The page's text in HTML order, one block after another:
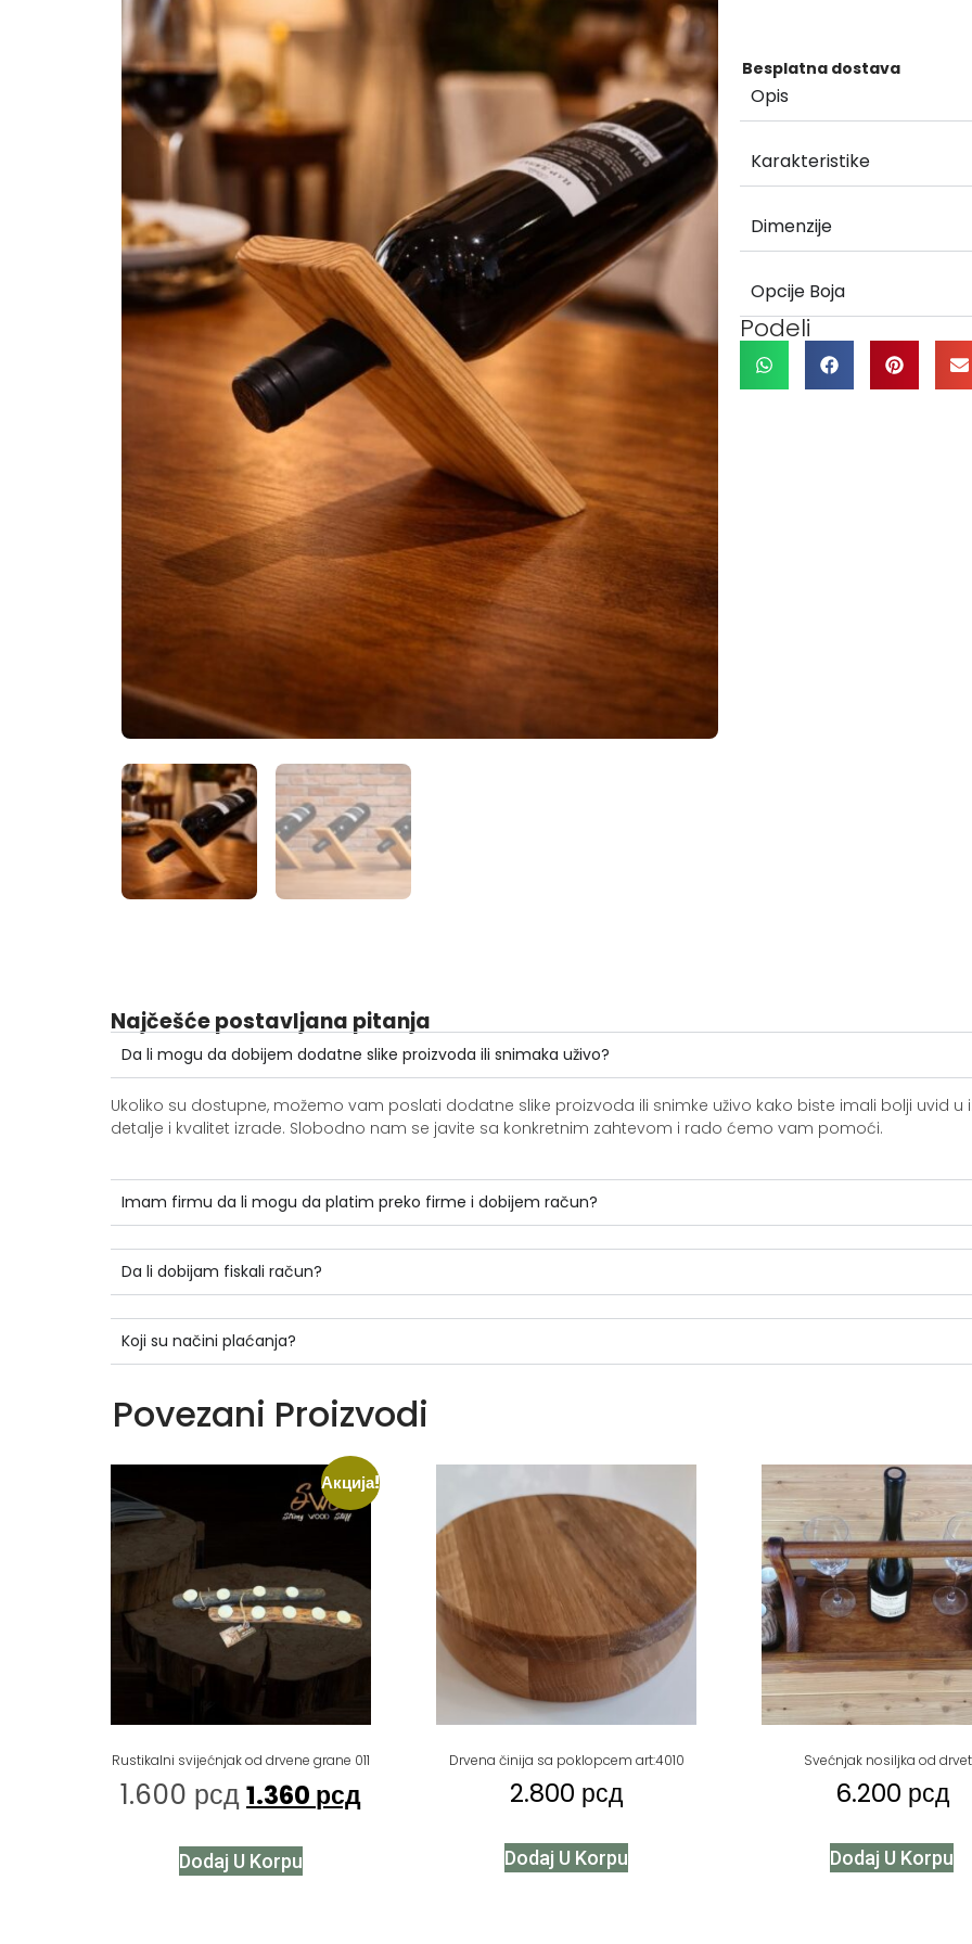
Besplatna dostava
Opis
Karakteristike
Dimenzije
Opcije Boja
Podeli
Najčešće postavljana pitanja
Da li mogu da dobijem dodatne slike proizvoda ili snimaka uživo?
Ukoliko su dostupne, možemo vam poslati dodatne slike proizvoda ili snimke uživo kako biste imali bolji uvid u
detalje i kvalitet izrade. Slobodno nam se javite sa konkretnim zahtevom i rado ćemo vam pomoći.
Imam firmu da li mogu da platim preko firme i dobijem račun?
Da li dobijam fiskali račun?
Koji su načini plaćanja?
Povezani Proizvodi
Акција!
Rustikalni svijećnjak od drvene grane 011
1.600 рсд1.360 рсд
Dodaj U Korpu
Drvena činija sa poklopcem art:4010
2.800 рсд
Dodaj U Korpu
Svećnjak nosiljka od
6.200 рсд
Dodaj U Korpu